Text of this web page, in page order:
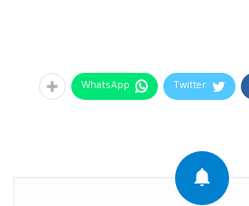
Twitter
WhatsApp